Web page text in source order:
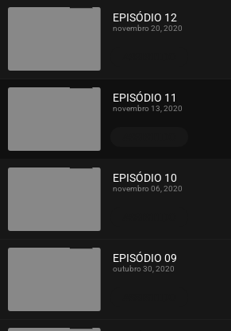
EPISÓDIO 12
novembro 20, 2020
EPISÓDIO 11
novembro 13, 2020
EPISÓDIO 10
novembro 06, 2020
EPISÓDIO 09
outubro 30, 2020